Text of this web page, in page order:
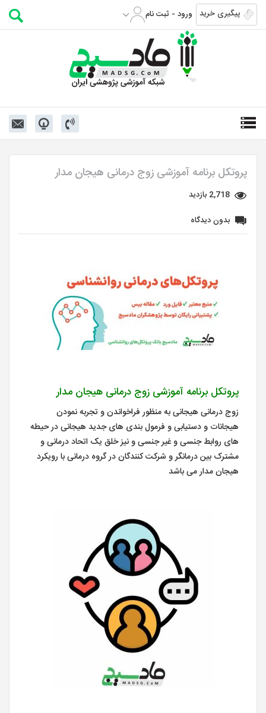
پیگیری خرید ورود - ثبت نام
پروتکل برنامه آموزشی زوج درمانی هیجان مدار
2,718 بازدید
بدون دیدگاه
پروتکل برنامه آموزشی زوج درمانی هیجان مدار
زوج درمانی هیجانی به منظور فراخواندن و تجربه نمودن
هیجانات و دستیابی و فرمول بندی های جدید هیجانی در حیطه
های روابط جنسی و غیر جنسی و نیز خلق یک اتحاد درمانی و
مشترک بین درمانگر و شرکت کنندگان در گروه درمانی با رویکرد
هیجان مدار می باشد